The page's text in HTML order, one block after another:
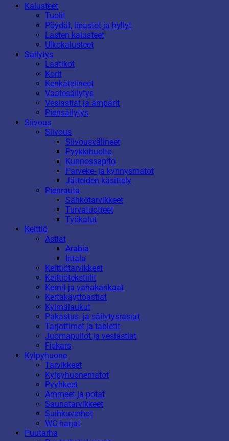
Kalusteet
Tuolit
Pöydät, lipastot ja hyllyt
Lasten kalusteet
Ulkokalusteet
Säilytys
Laatikot
Korit
Kenkätelineet
Vaatesäilytys
Vesiastiat ja ämpärit
Piensäilytys
Siivous
Siivous
Siivousvälineet
Pyykkihuolto
Kunnossapito
Parveke- ja kynnysmatot
Jätteiden käsittely
Pienrauta
Sähkötarvikkeet
Turvatuotteet
Työkalut
Keittiö
Astiat
Arabia
Iittala
Keittiötarvikkeet
Keittiötekstiilit
Kernit ja vahakankaat
Kertakäyttöastiat
Kylmälaukut
Pakastus- ja säilytysrasiat
Tarjottimet ja tabletit
Juomapullot ja vesiastiat
Fiskars
Kylpyhuone
Tarvikkeet
Kylpyhuonematot
Pyyhkeet
Ammeet ja potat
Saunatarvikkeet
Suihkuverhot
WC-harjat
Puutarha